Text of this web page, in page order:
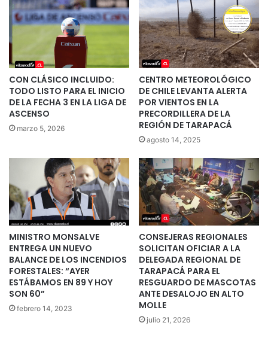
CON CLÁSICO INCLUIDO:
TODO LISTO PARA EL INICIO
DE LA FECHA 3 EN LA LIGA DE
ASCENSO
marzo 5, 2026
CENTRO METEOROLÓGICO
DE CHILE LEVANTA ALERTA
POR VIENTOS EN LA
PRECORDILLERA DE LA
REGIÓN DE TARAPACÁ
agosto 14, 2025
MINISTRO MONSALVE
ENTREGA UN NUEVO
BALANCE DE LOS INCENDIOS
FORESTALES: “AYER
ESTÁBAMOS EN 89 Y HOY
SON 60”
febrero 14, 2023
CONSEJERAS REGIONALES
SOLICITAN OFICIAR A LA
DELEGADA REGIONAL DE
TARAPACÁ PARA EL
RESGUARDO DE MASCOTAS
ANTE DESALOJO EN ALTO
MOLLE
julio 21, 2026